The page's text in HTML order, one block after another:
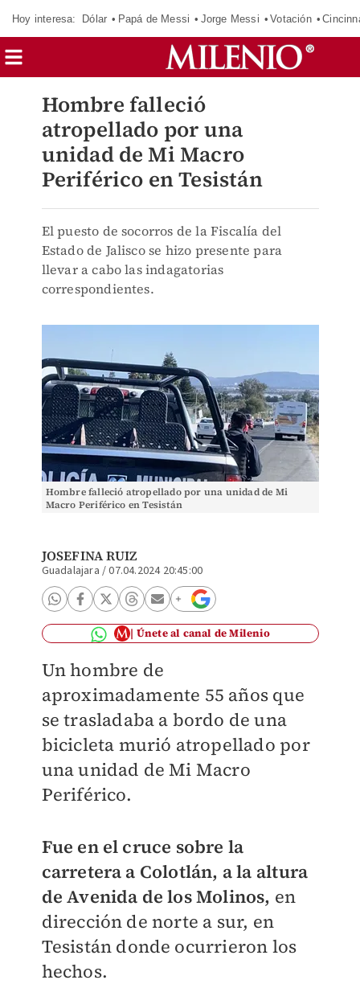
Hoy interesa: Dólar Papá de Messi Jorge Messi Votación
Hombre falleció
atropellado por una
unidad de Mi Macro
Periférico en Tesistán
El puesto de socorros de la Fiscalía del
Estado de Jalisco se hizo presente para
llevar a cabo las indagatorias
correspondientes.
Hombre falleció atropellado por una unidad de Mi
Macro Periférico en Tesistán
JOSEFINA RUIZ
Guadalajara /07.04.2024 20:45:00
Únete al canal de Milenio
Un hombre de
aproximadamente 55 años que
se trasladaba a bordo de una
bicicleta murió atropellado por
una unidad de Mi Macro
Periférico.
Fue en el cruce sobre la
carretera a Colotlán, a la altura
de Avenida de los Molinos, en
dirección de norte a sur, en
Tesistán donde ocurrieron los
hechos.